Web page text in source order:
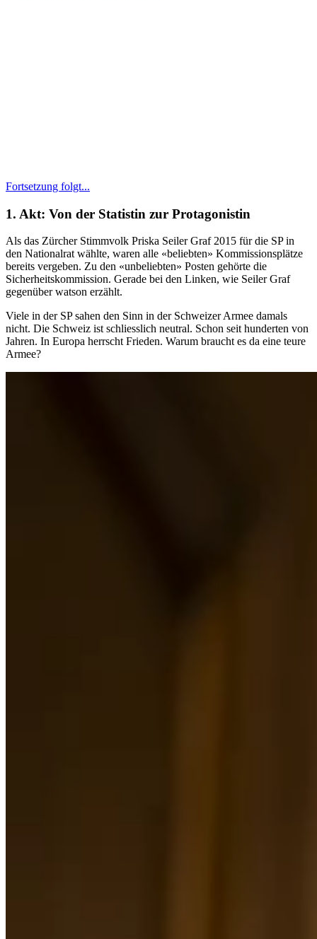
Fortsetzung folgt...
1. Akt: Von der Statistin zur Protagonistin
Als das Zürcher Stimmvolk Priska Seiler Graf 2015 für die SP in
den Nationalrat wählte, waren alle «beliebten» Kommissionsplätze
bereits vergeben. Zu den «unbeliebten» Posten gehörte die
Sicherheitskommission. Gerade bei den Linken, wie Seiler Graf
gegenüber watson erzählt.
Viele in der SP sahen den Sinn in der Schweizer Armee damals
nicht. Die Schweiz ist schliesslich neutral. Schon seit hunderten von
Jahren. In Europa herrscht Frieden. Warum braucht es da eine teure
Armee?